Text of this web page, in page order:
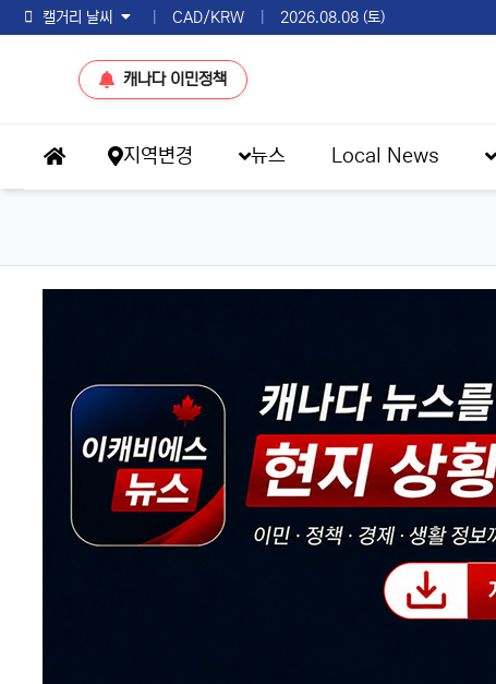
토론토 날씨 CAD/KRW 2026.08.08 (토)
캐나다 이민정책
지역변경 뉴스 Local News
홈으로
헤드라인 뉴스